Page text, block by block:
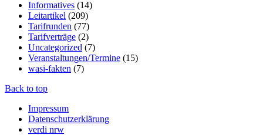
Informatives (14)
Leitartikel (209)
Tarifrunden (77)
Tarifverträge (2)
Uncategorized (7)
Veranstaltungen/Termine (15)
wasi-fakten (7)
Back to top
Impressum
Datenschutzerklärung
verdi nrw